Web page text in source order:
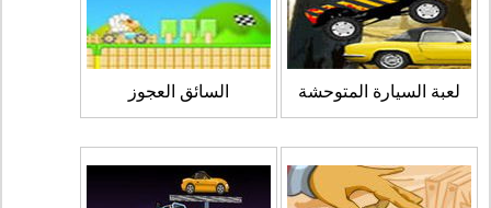
لعبة السيارة المتوحشة السائق العجوز